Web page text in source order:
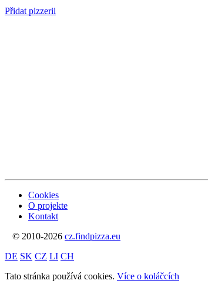
Přidat pizzerii
Cookies
O projekte
Kontakt
© 2010-2026 cz.findpizza.eu
DE SK CZ LI CH
Tato stránka používá cookies. Více o koláčcích